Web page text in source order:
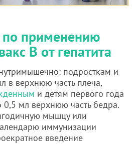
по применению
В от гепатита
подросткам и
в верхнюю часть плеча,
и детям первого года
0,5 мл верхнюю часть бедра.
мышцу или
иммунизации
введение